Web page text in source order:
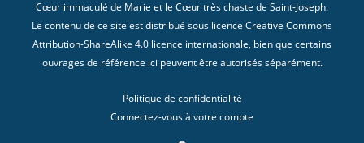
Cœur immaculé de Marie et le Cœur très chaste de Saint-Joseph.
Le contenu de ce site est distribué sous licence Creative Commons
Attribution-ShareAlike 4.0 licence internationale, bien que certains
ouvrages de référence ici peuvent être autorisés séparément.
Politique de confidentialité
Connectez-vous à votre compte